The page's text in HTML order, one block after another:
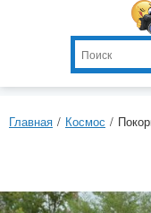
Главная / Космос /